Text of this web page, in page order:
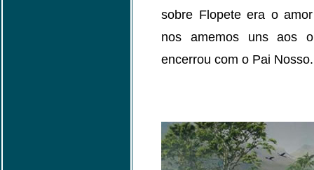
sobre Flopete era o
nos amemos uns aos
encerrou com o Pai Nosso.